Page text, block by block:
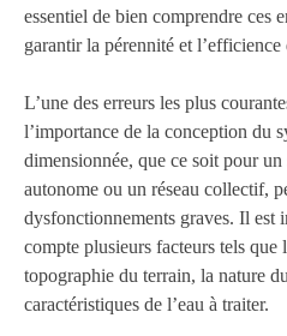
essentiel de bien comprendre ces
garantir la pérennité et l’efficience
L’une des erreurs les plus
l’importance de la conception du
dimensionnée, que ce soit pour un
autonome ou un réseau collectif,
dysfonctionnements graves. Il est
compte plusieurs facteurs tels que
topographie du terrain, la nature
caractéristiques de l’eau à traiter.